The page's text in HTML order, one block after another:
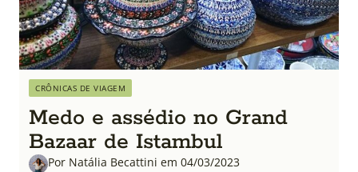
CRÔNICAS DE VIAGEM
Medo e assédio no Grand
Bazaar de Istambul
Por Natália Becattini em 04/03/2023